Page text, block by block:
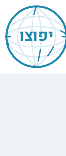
יפוצו